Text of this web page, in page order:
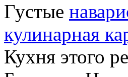
Густые
кулинарная
Кухня этого